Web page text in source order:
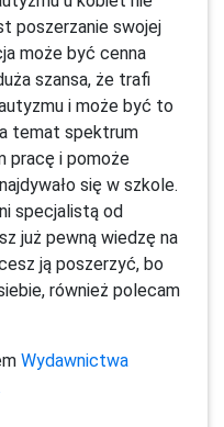
poszerzanie swojej
może być cenna
szansa, że trafi
i może być to
temat spektrum
pracę i pomoże
się w szkole.
specjalistą od
już pewną wiedzę na
ją poszerzyć, bo
również polecam
Wydawnictwa